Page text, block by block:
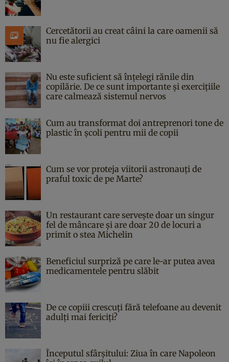
Cercetătorii au creat câini la care oamenii să
nu fie alergici
Nu este suficient să înțelegi rănile din
copilărie. De ce sunt importante și exercițiile
care calmează sistemul nervos
Cum au transformat doi antreprenori tone de
plastic în școli pentru mii de copii
Cum se vor proteja viitorii astronauți de
praful toxic de pe Marte?
Un restaurant care servește doar un singur
fel de mâncare și are doar 20 de locuri a
primit o stea Michelin
Beneficiul surpriză pe care le-ar putea avea
medicamentele pentru slăbit
De ce copiii crescuți fără telefoane au devenit
adulți mai fericiți?
Începutul sfârşitului: Ziua în care Napoleon